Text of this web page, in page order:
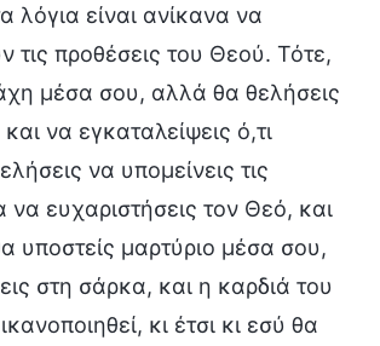
λόγια είναι ανίκανα να
τις προθέσεις του Θεού. Τότε,
μέσα σου, αλλά θα θελήσεις
να εγκαταλείψεις ό,τι
να υπομείνεις τις
να ευχαριστήσεις τον Θεό, και
υποστείς μαρτύριο μέσα σου,
στη σάρκα, και η καρδιά του
κι έτσι κι εσύ θα